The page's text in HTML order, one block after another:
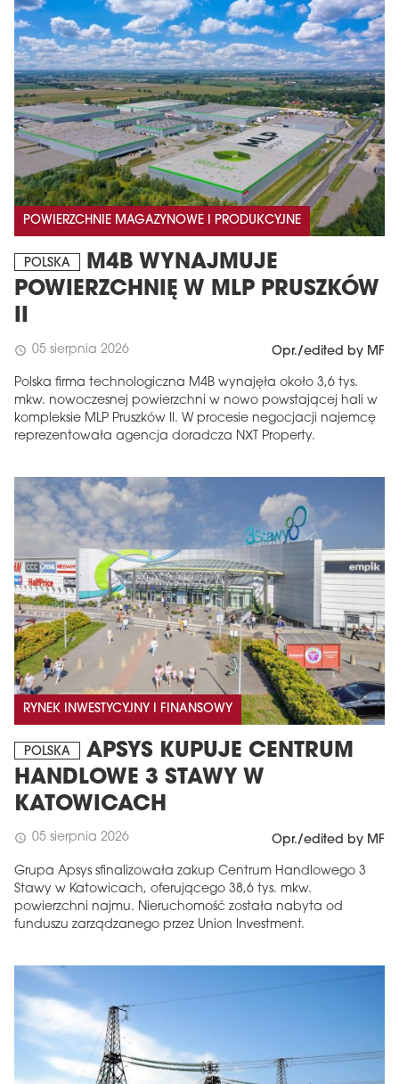
POWIERZCHNIE MAGAZYNOWE I PRODUKCYJNE
POLSKA
M4B WYNAJMUJE
POWIERZCHNIĘ W MLP PRUSZKÓW
II
schedule 05 sierpnia 2026 Opr./edited by MF
Polska firma technologiczna M4B wynajęła około 3,6 tys.
mkw. nowoczesnej powierzchni w nowo powstającej hali w
kompleksie MLP Pruszków II. W procesie negocjacji najemcę
reprezentowała agencja doradcza NXT Property.
RYNEK INWESTYCYJNY I FINANSOWY
POLSKA
APSYS KUPUJE CENTRUM
HANDLOWE 3 STAWY W
KATOWICACH
schedule 05 sierpnia 2026 Opr./edited by MF
Grupa Apsys sfinalizowała zakup Centrum Handlowego 3
Stawy w Katowicach, oferującego 38,6 tys. mkw.
powierzchni najmu. Nieruchomość została nabyta od
funduszu zarządzanego przez Union Investment.